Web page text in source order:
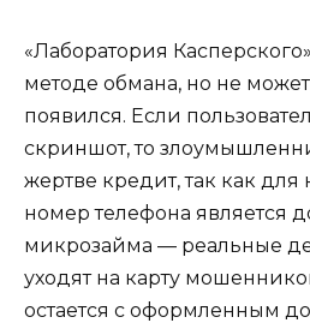
«Лаборатория
методе обмана, но не может
появился. Если
скриншот, то
жертве кредит, так как
номер телефона является
микрозайма — реальные
уходят на карту
остается с оформленным